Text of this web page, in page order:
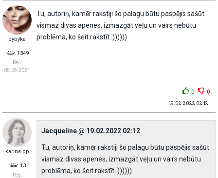
bybyka
1349
Reģ:
05.08.2021
Tu, autoriņ, kamēr rakstiji šo palagu būtu paspējis sašūt
vismaz divas apenes, izmazgāt veļu un vairs nebūtu
problēma, ko šeit rakstīt..))))))
0 0
19.02.2022 02:12 |
karina pp
13
Reģ:
Jacqueline @ 19.02.2022 02:12
Tu, autoriņ, kamēr rakstiji šo palagu būtu paspējis sašūt
vismaz divas apenes, izmazgāt veļu un vairs nebūtu
problēma, ko šeit rakstīt..))))))